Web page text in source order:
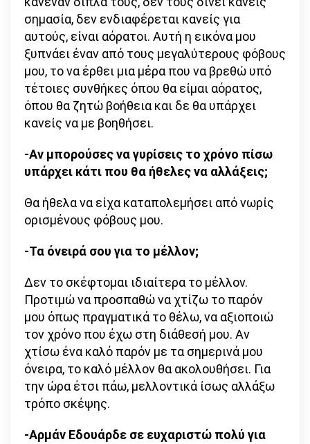
σημασία, δεν ενδιαφέρεται κανείς για
αυτούς, είναι αόρατοι. Αυτή η εικόνα μου
ξυπνάει έναν από τους μεγαλύτερους φόβους
μου, το να έρθει μια μέρα που να βρεθώ υπό
τέτοιες συνθήκες όπου θα είμαι αόρατος,
όπου θα ζητώ βοήθεια και δε θα υπάρχει
κανείς να με βοηθήσει.
-Αν μπορούσες να γυρίσεις το χρόνο πίσω
υπάρχει κάτι που θα ήθελες να αλλάξεις;
Θα ήθελα να είχα καταπολεμήσει από νωρίς
ορισμένους φόβους μου.
-Τα όνειρά σου για το μέλλον;
Δεν το σκέφτομαι ιδιαίτερα το μέλλον.
Προτιμώ να προσπαθώ να χτίζω το παρόν
μου όπως πραγματικά το θέλω, να αξιοποιώ
τον χρόνο που έχω στη διάθεσή μου. Αν
χτίσω ένα καλό παρόν με τα σημερινά μου
όνειρα, το καλό μέλλον θα ακολουθήσει. Για
την ώρα έτσι πάω, μελλοντικά ίσως αλλάξω
τρόπο σκέψης.
-Αρμάν Εδουάρδε σε ευχαριστώ πολύ για